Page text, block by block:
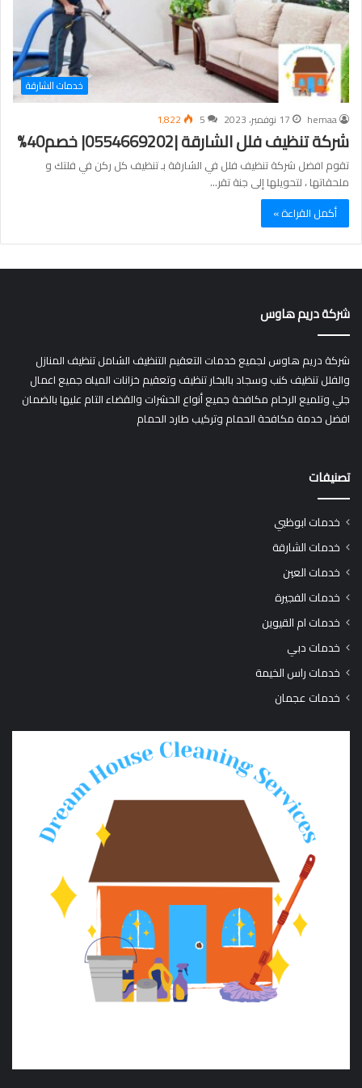
خدمات الشارقة
hemaa
17 نوفمبر، 2023 5 1٬822
شركة تنظيف فلل الشارقة |0554669202| خصم40%
تقوم افضل شركة تنظيف فلل في الشارقة بـ تنظيف كل ركن في فلتك و
ملحقاتها ، لتحويلها إلى جنة تقر…
أكمل القراءة »
شركة دريم هاوس
شركة دريم هاوس لجميع خدمات التعقيم التنظيف الشامل تنظيف المنازل
والفلل تنظيف كنب وسجاد بالبخار تنظيف وتعقيم خزانات المياه جميع اعمال
جلي وتلميع الرخام مكافحة جميع أنواع الحشرات والقضاء التام عليها بالضمان
افضل خدمة مكافحة الحمام وتركيب طارد الحمام
تصنيفات
خدمات ابوظبي
خدمات الشارقة
خدمات العين
خدمات الفجيرة
خدمات ام القيوين
خدمات دبي
خدمات راس الخيمة
خدمات عجمان